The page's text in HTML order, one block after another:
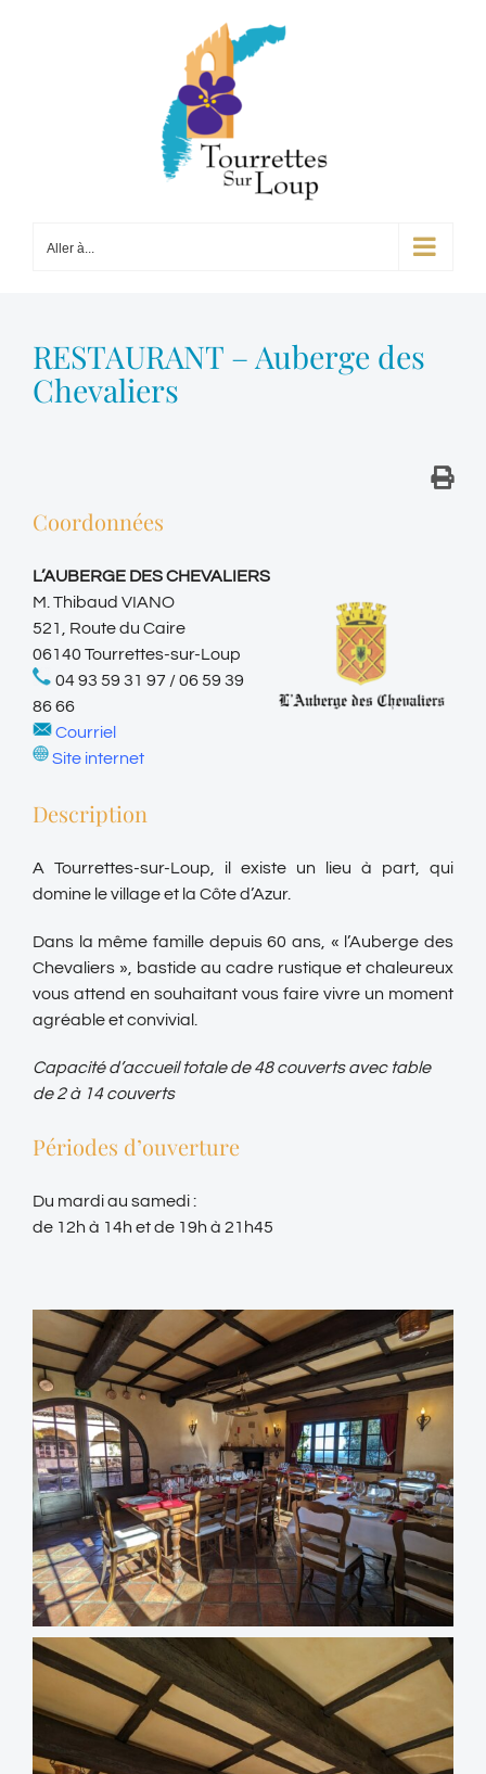
Aller à...
RESTAURANT – Auberge des
Chevaliers
Coordonnées
L’AUBERGE DES CHEVALIERS
M. Thibaud VIANO
521, Route du Caire
06140 Tourrettes-sur-Loup
04 93 59 31 97 / 06 59 39
86 66
Courriel
Site internet
Description
A Tourrettes-sur-Loup , il existe un lieu à part, qui
domine le village et la Côte d’Azur.
Dans la même famille depuis 60 ans, « l’Auberge des
Chevaliers », bastide au cadre rustique et chaleureux
vous attend en souhaitant vous faire vivre un moment
agréable et convivial.
Capacité d’accueil totale de 48 couverts avec table
de 2 à 14 couverts
Périodes d’ouverture
Du mardi au samedi :
de 12h à 14h et de 19h à 21h45